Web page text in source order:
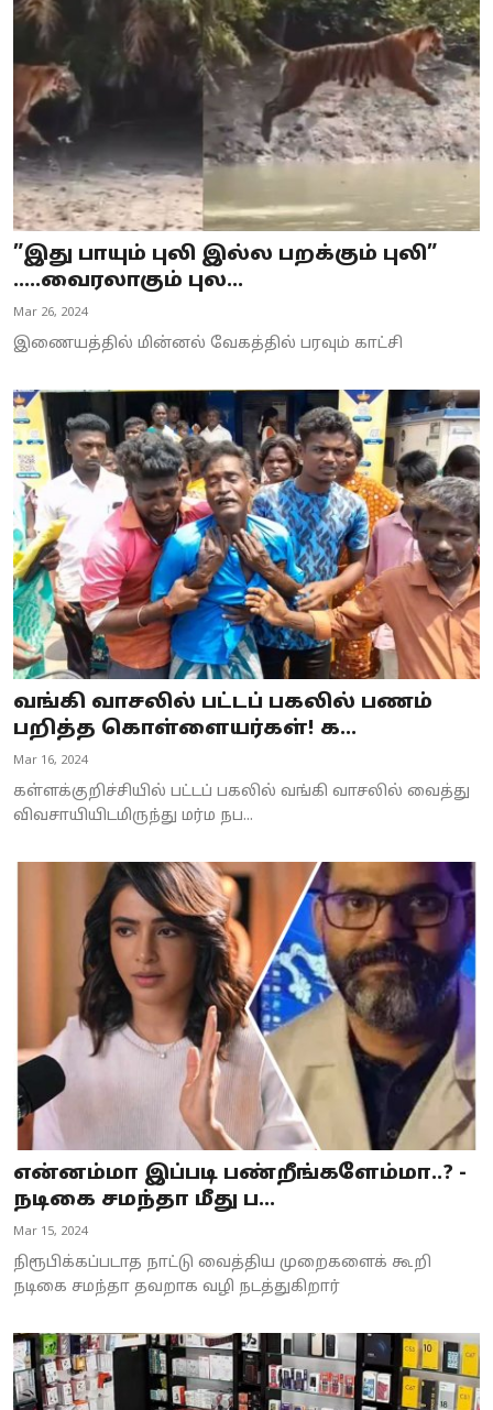
”இது பாயும் புலி இல்ல பறக்கும் புலி”
.....வைரலாகும் புல...
Mar 26, 2024
இணையத்தில் மின்னல் வேகத்தில் பரவும் காட்சி
வங்கி வாசலில் பட்டப் பகலில் பணம்
பறித்த கொள்ளையர்கள்! க...
Mar 16, 2024
கள்ளக்குறிச்சியில் பட்டப் பகலில் வங்கி வாசலில் வைத்து
விவசாயியிடமிருந்து மர்ம நப...
என்னம்மா இப்படி பண்றீங்களேம்மா..? -
நடிகை சமந்தா மீது ப...
Mar 15, 2024
நிரூபிக்கப்படாத நாட்டு வைத்திய முறைகளைக் கூறி
நடிகை சமந்தா தவறாக வழி நடத்துகிறார்